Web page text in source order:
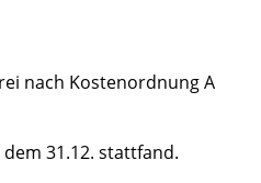
nach Kostenordnung A
31.12. stattfand.